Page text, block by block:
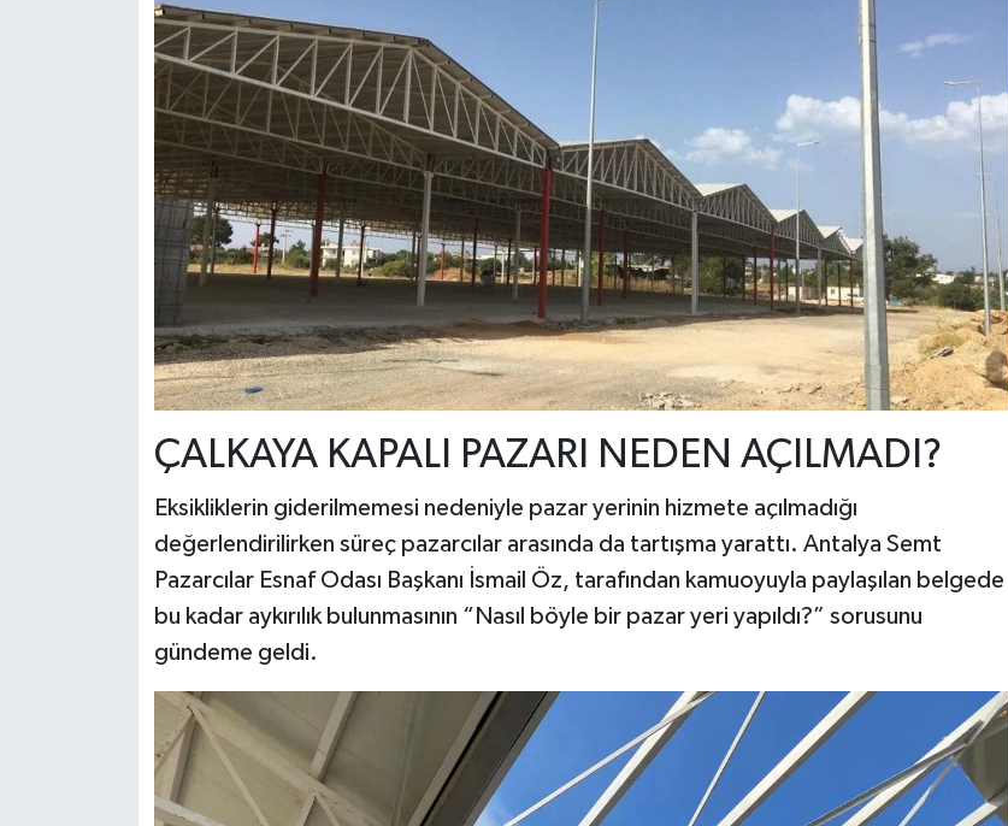
ÇALKAYA KAPALI PAZARI NEDEN AÇILMADI?
Eksikliklerin giderilmemesi nedeniyle pazar yerinin hizmete açılmadığı
değerlendirilirken süreç pazarcılar arasında da tartışma yarattı. Antalya Semt
Pazarcılar Esnaf Odası Başkanı İsmail Öz, tarafından kamuoyuyla paylaşılan belgede
bu kadar aykırılık bulunmasının “Nasıl böyle bir pazar yeri yapıldı?” sorusunu
gündeme geldi.